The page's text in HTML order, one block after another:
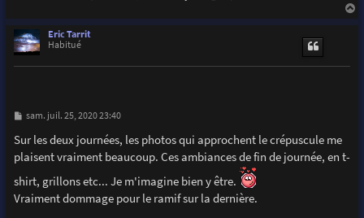
Eric Tarrit
Habitué
M
s
s
a
e
sam. juil. 25, 2020 23:40
Sur les deux journées, les photos qui approchent le crépuscule me
plaisent vraiment beaucoup. Ces ambiances de fin de journée, en t-
shirt, grillons etc... Je m'imagine bien y être.
Vraiment dommage pour le ramif sur la dernière.